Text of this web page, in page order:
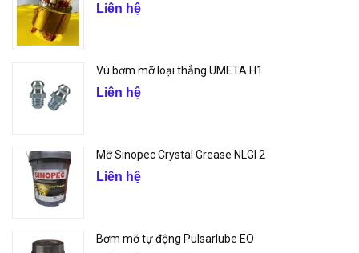
Liên hệ
Vú bơm mỡ loại thẳng UMETA H1
Liên hệ
Mỡ Sinopec Crystal Grease NLGI 2
Liên hệ
Bơm mỡ tự động Pulsarlube EO